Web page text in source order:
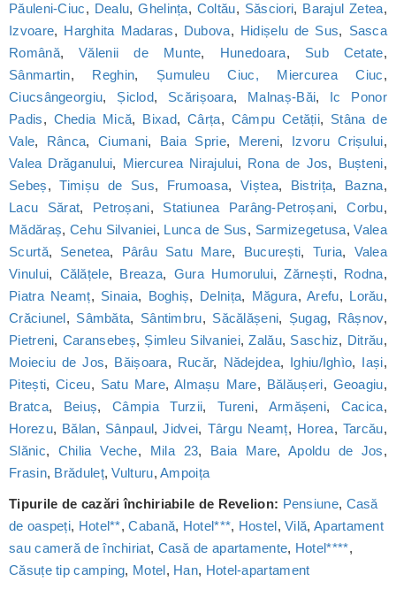
Păuleni-Ciuc, Dealu,Ghelința, Coltău, Săsciori, Barajul Zetea,
Izvoare, Harghita Madaras, Dubova, Hidișelu de Sus, Sasca
Română,Vălenii de Munte, Hunedoara, Sub Cetate,
Sânmartin, Reghin, Șumuleu Ciuc, Miercurea Ciuc,
Ciucsângeorgiu, Șiclod, Scărișoara, Malnaș-Băi, Ic Ponor
Padis, Chedia Mică, Bixad,Cârța, Câmpu Cetății, Stâna de
Vale, Rânca,Ciumani, Baia Sprie, Mereni, Izvoru Crișului,
Valea Drăganului, Miercurea Nirajului, Rona de Jos, Bușteni,
Sebeș,Timișu de Sus, Frumoasa,Viștea, Bistrița, Bazna,
Lacu Sărat, Petroșani, Statiunea Parâng-Petroșani,Corbu,
Mădăraș,Cehu Silvaniei, Lunca de Sus, Sarmizegetusa,Valea
Scurtă, Senetea, Pârâu Satu Mare, București, Turia, Valea
Vinului, Călățele, Breaza, Gura Humorului,Zărnești, Rodna,
Piatra Neamț, Sinaia, Boghiș, Delnița, Măgura,Arefu, Lorău,
Crăciunel, Sâmbăta, Sântimbru, Săcălășeni, Șugag, Râșnov,
Pietreni, Caransebeș, Șimleu Silvaniei,Zalău, Saschiz, Ditrău,
Moieciu de Jos, Băișoara, Rucăr, Nădejdea, Ighiu/Ighìo, Iași,
Pitești,Ciceu, Satu Mare, Almașu Mare, Bălăușeri, Geoagiu,
Bratca, Beiuș, Câmpia Turzii, Tureni, Armășeni, Cacica,
Horezu, Bălan, Sânpaul,Jidvei, Târgu Neamț, Horea, Tarcău,
Slănic, Chilia Veche, Mila 23, Baia Mare,Apoldu de Jos,
Frasin, Brăduleț,Vulturu,Ampoița
Tipurile de cazări închiriabile de Revelion: Pensiune, Casă
de oaspeți, Hotel**,Cabană, Hotel***, Hostel,Vilă, Apartament
sau cameră de închiriat, Casă de apartamente, Hotel****,
Căsuțe tip camping, Motel, Han, Hotel-apartament